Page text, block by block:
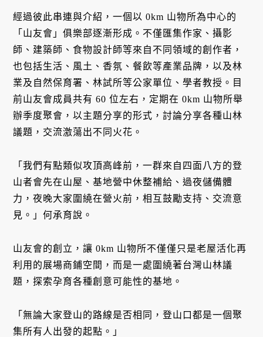
經過彼此串連與介紹，一個以 0km 山物所為中心的
「山友會」俱樂部逐漸形成。不僅匯集作家、攝影
師、建築師、食物設計師等來自不同領域的創作者，
也包括生活、風土、香氛、餐飲等產業品牌，以及林
業及自然保育署、林試所等公家單位、學者教授。目
前山友會成員共有 60 位左右，定期在 0km 山物所舉
辦季度聚會，以主題分享的形式，討論分享各種山林
議題，交流激蕩出不同火花。
「我們有點類似攻頂高峰前，一群來自四面八方的登
山者會先在山屋、基地營中休整補給、過夜儲備體
力，夜晚大家圍繞在營火前，相互鼓勵支持、交流意
見。」何承育說。
山友會的創立，讓 0km 山物所不僅僅只是老屋活化再
利用的展場商鋪空間，而是一處圍繞著台灣山林議
題，探索孕育各種創意可能性的基地。
「無論大家登山的路線是否相同，登山口都是一個聚
集所有人出發的起點。」